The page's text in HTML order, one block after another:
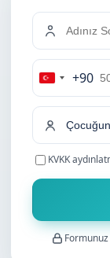
Turkey
+90
+90
KVKK